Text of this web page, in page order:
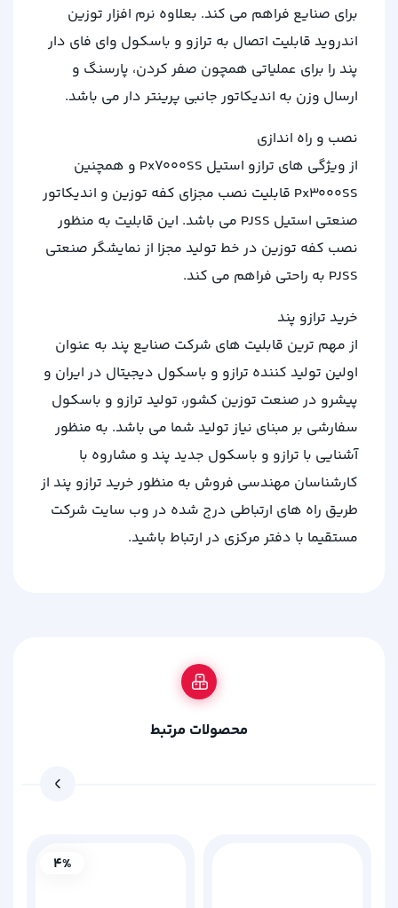
برای صنایع فراهم می کند. بعلاوه نرم افزار توزین
اندروید قابلیت اتصال به ترازو و باسکول وای فای دار
پند را برای عملیاتی همچون صفر کردن، پارسنگ و
ارسال وزن به اندیکاتور جانبی پرینتر دار می باشد.
نصب و راه اندازی
از ویژگی های ترازو استیل Px7000SS و همچنین
Px3000SS قابلیت نصب مجزای کفه توزین و اندیکاتور
صنعتی استیل PJSS می باشد. این قابلیت به منظور
نصب کفه توزین در خط تولید مجزا از نمایشگر صنعتی
PJSS به راحتی فراهم می کند.
خرید ترازو پند
از مهم ترین قابلیت های شرکت صنایع پند به عنوان
اولین تولید کننده ترازو و باسکول دیجیتال در ایران و
پیشرو در صنعت توزین کشور، تولید ترازو و باسکول
سفارشی بر مبنای نیاز تولید شما می باشد. به منظور
آشنایی با ترازو و باسکول جدید پند و مشاروه با
کارشناسان مهندسی فروش به منظور خرید ترازو پند از
طریق راه های ارتباطی درج شده در وب سایت شرکت
مستقیما با دفتر مرکزی در ارتباط باشید.
محصولات مرتبط
4%